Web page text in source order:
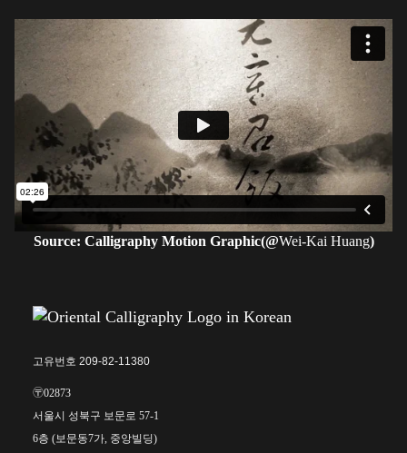
Source: Calligraphy Motion Graphic(@Wei-Kai Huang)
고유번호 209-82-11380
〶02873
서울시 성북구 보문로 57-1
6층 (보문동7가, 중앙빌딩)